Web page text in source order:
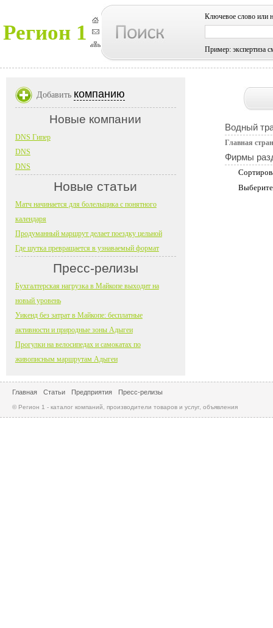
Регион 1
Ключевое слово или
Пример: экспертиза
Водный
Главная
Фирмы
Добавить компанию
Новые компании
DNS Гипер
DNS
DNS
Новые статьи
Матч начинается для болельщика с понятного
календаря
Продуманный маршрут делает поездку цельной
Где шутка превращается в узнаваемый формат
Пресс-релизы
Бухгалтерская нагрузка в Майкопе выходит на
новый уровень
Уикенд без затрат в Майкопе: бесплатные
активности и природные зоны Адыгеи
Прогулки на велосипедах и самокатах по
живописным маршрутам Адыгеи
Главная Статьи Предприятия Пресс-релизы
© Регион 1 - каталог компаний, производители товаров и услуг, объявления